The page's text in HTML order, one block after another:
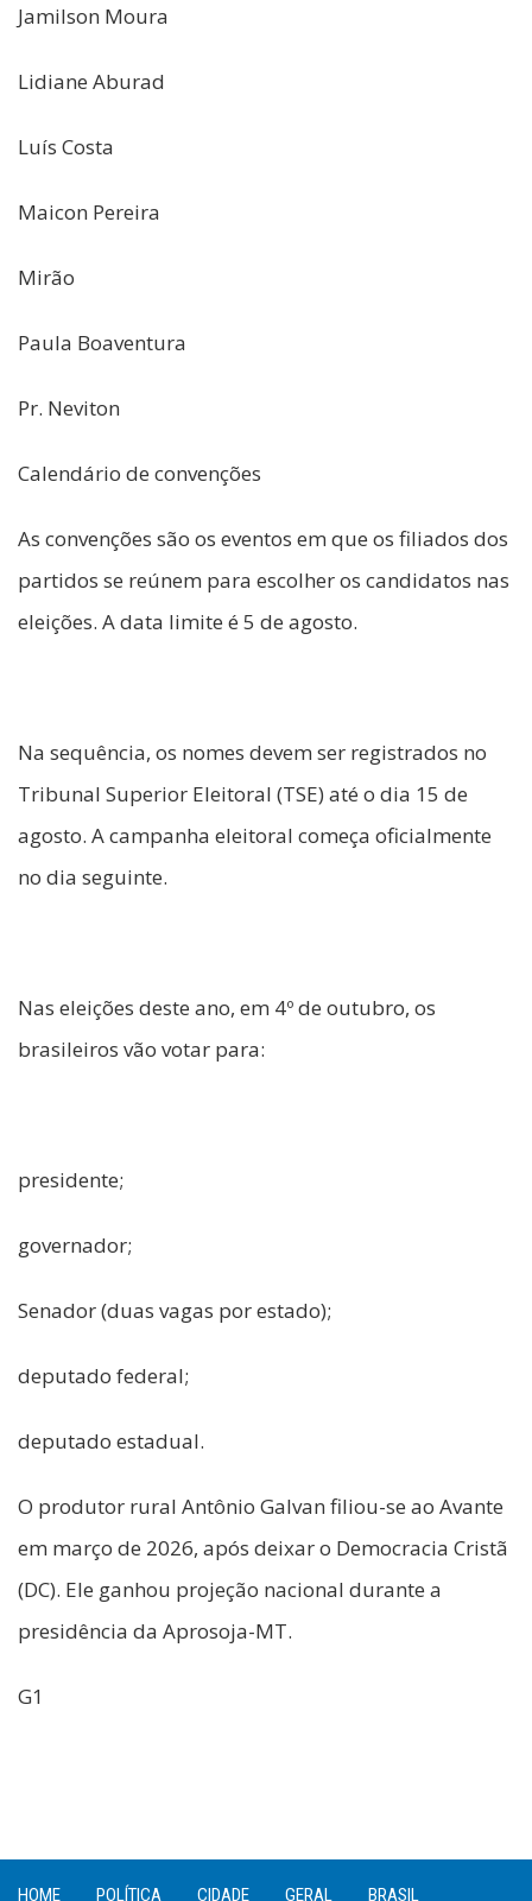
Jamilson Moura
Lidiane Aburad
Luís Costa
Maicon Pereira
Mirão
Paula Boaventura
Pr. Neviton
Calendário de convenções
As convenções são os eventos em que os filiados dos
partidos se reúnem para escolher os candidatos nas
eleições. A data limite é 5 de agosto.
Na sequência, os nomes devem ser registrados no
Tribunal Superior Eleitoral (TSE) até o dia 15 de
agosto. A campanha eleitoral começa oficialmente
no dia seguinte.
Nas eleições deste ano, em 4º de outubro, os
brasileiros vão votar para:
presidente;
governador;
Senador (duas vagas por estado);
deputado federal;
deputado estadual.
O produtor rural Antônio Galvan filiou-se ao Avante
em março de 2026, após deixar o Democracia Cristã
(DC). Ele ganhou projeção nacional durante a
presidência da Aprosoja-MT.
G1
HOME POLÍTICA CIDADE GERAL BRASIL